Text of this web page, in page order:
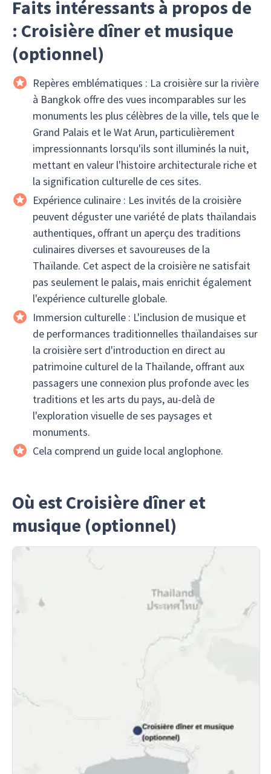
Faits intéressants à propos de
: Croisière dîner et musique
(optionnel)
Repères emblématiques : La croisière sur la rivière
à Bangkok offre des vues incomparables sur les
monuments les plus célèbres de la ville, tels que le
Grand Palais et le Wat Arun, particulièrement
impressionnants lorsqu'ils sont illuminés la nuit,
mettant en valeur l'histoire architecturale riche et
la signification culturelle de ces sites.
Expérience culinaire : Les invités de la croisière
peuvent déguster une variété de plats thaïlandais
authentiques, offrant un aperçu des traditions
culinaires diverses et savoureuses de la
Thaïlande. Cet aspect de la croisière ne satisfait
pas seulement le palais, mais enrichit également
l'expérience culturelle globale.
Immersion culturelle : L'inclusion de musique et
de performances traditionnelles thaïlandaises sur
la croisière sert d'introduction en direct au
patrimoine culturel de la Thaïlande, offrant aux
passagers une connexion plus profonde avec les
traditions et les arts du pays, au-delà de
l'exploration visuelle de ses paysages et
monuments.
Cela comprend un guide local anglophone.
Où est Croisière dîner et
musique (optionnel)